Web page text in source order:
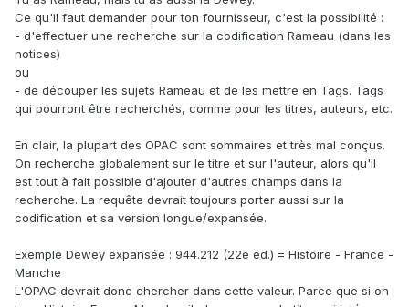
Ce qu'il faut demander pour ton fournisseur, c'est la possibilité :
- d'effectuer une recherche sur la codification Rameau (dans les
notices)
ou
- de découper les sujets Rameau et de les mettre en Tags. Tags
qui pourront être recherchés, comme pour les titres, auteurs, etc.
En clair, la plupart des OPAC sont sommaires et très mal conçus.
On recherche globalement sur le titre et sur l'auteur, alors qu'il
est tout à fait possible d'ajouter d'autres champs dans la
recherche. La requête devrait toujours porter aussi sur la
codification et sa version longue/expansée.
Exemple Dewey expansée : 944.212 (22e éd.) = Histoire - France -
Manche
L'OPAC devrait donc chercher dans cette valeur. Parce que si on